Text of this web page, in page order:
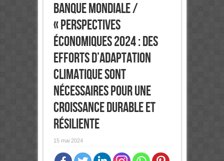
Banque mondiale /
« Perspectives
économiques 2024 : Des
efforts d’adaptation
climatique sont
nécessaires pour une
croissance durable et
résiliente
15 mai 2024